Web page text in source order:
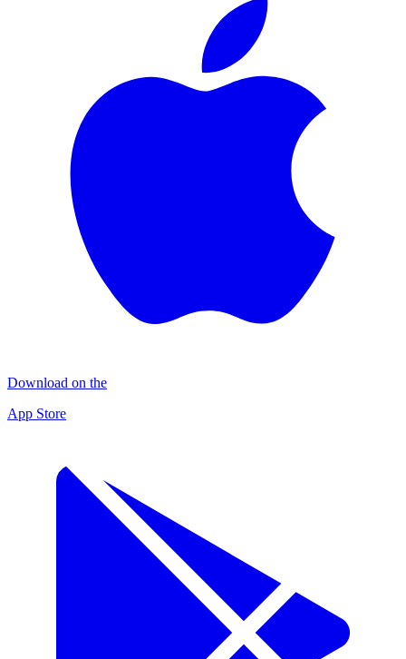
Download on the
App Store